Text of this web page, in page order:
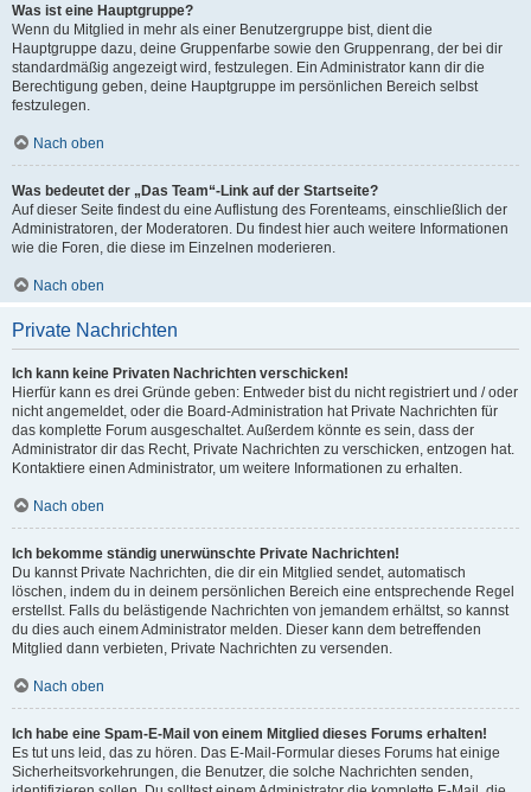
Was ist eine Hauptgruppe?
Wenn du Mitglied in mehr als einer Benutzergruppe bist, dient die
Hauptgruppe dazu, deine Gruppenfarbe sowie den Gruppenrang, der bei dir
standardmäßig angezeigt wird, festzulegen. Ein Administrator kann dir die
Berechtigung geben, deine Hauptgruppe im persönlichen Bereich selbst
festzulegen.
Nach oben
Was bedeutet der „Das Team“-Link auf der Startseite?
Auf dieser Seite findest du eine Auflistung des Forenteams, einschließlich der
Administratoren, der Moderatoren. Du findest hier auch weitere Informationen
wie die Foren, die diese im Einzelnen moderieren.
Nach oben
Private Nachrichten
Ich kann keine Privaten Nachrichten verschicken!
Hierfür kann es drei Gründe geben: Entweder bist du nicht registriert und / oder
nicht angemeldet, oder die Board-Administration hat Private Nachrichten für
das komplette Forum ausgeschaltet. Außerdem könnte es sein, dass der
Administrator dir das Recht, Private Nachrichten zu verschicken, entzogen hat.
Kontaktiere einen Administrator, um weitere Informationen zu erhalten.
Nach oben
Ich bekomme ständig unerwünschte Private Nachrichten!
Du kannst Private Nachrichten, die dir ein Mitglied sendet, automatisch
löschen, indem du in deinem persönlichen Bereich eine entsprechende Regel
erstellst. Falls du belästigende Nachrichten von jemandem erhältst, so kannst
du dies auch einem Administrator melden. Dieser kann dem betreffenden
Mitglied dann verbieten, Private Nachrichten zu versenden.
Nach oben
Ich habe eine Spam-E-Mail von einem Mitglied dieses Forums erhalten!
Es tut uns leid, das zu hören. Das E-Mail-Formular dieses Forums hat einige
Sicherheitsvorkehrungen, die Benutzer, die solche Nachrichten senden,